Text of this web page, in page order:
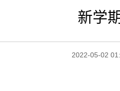
新学
2022-05-02